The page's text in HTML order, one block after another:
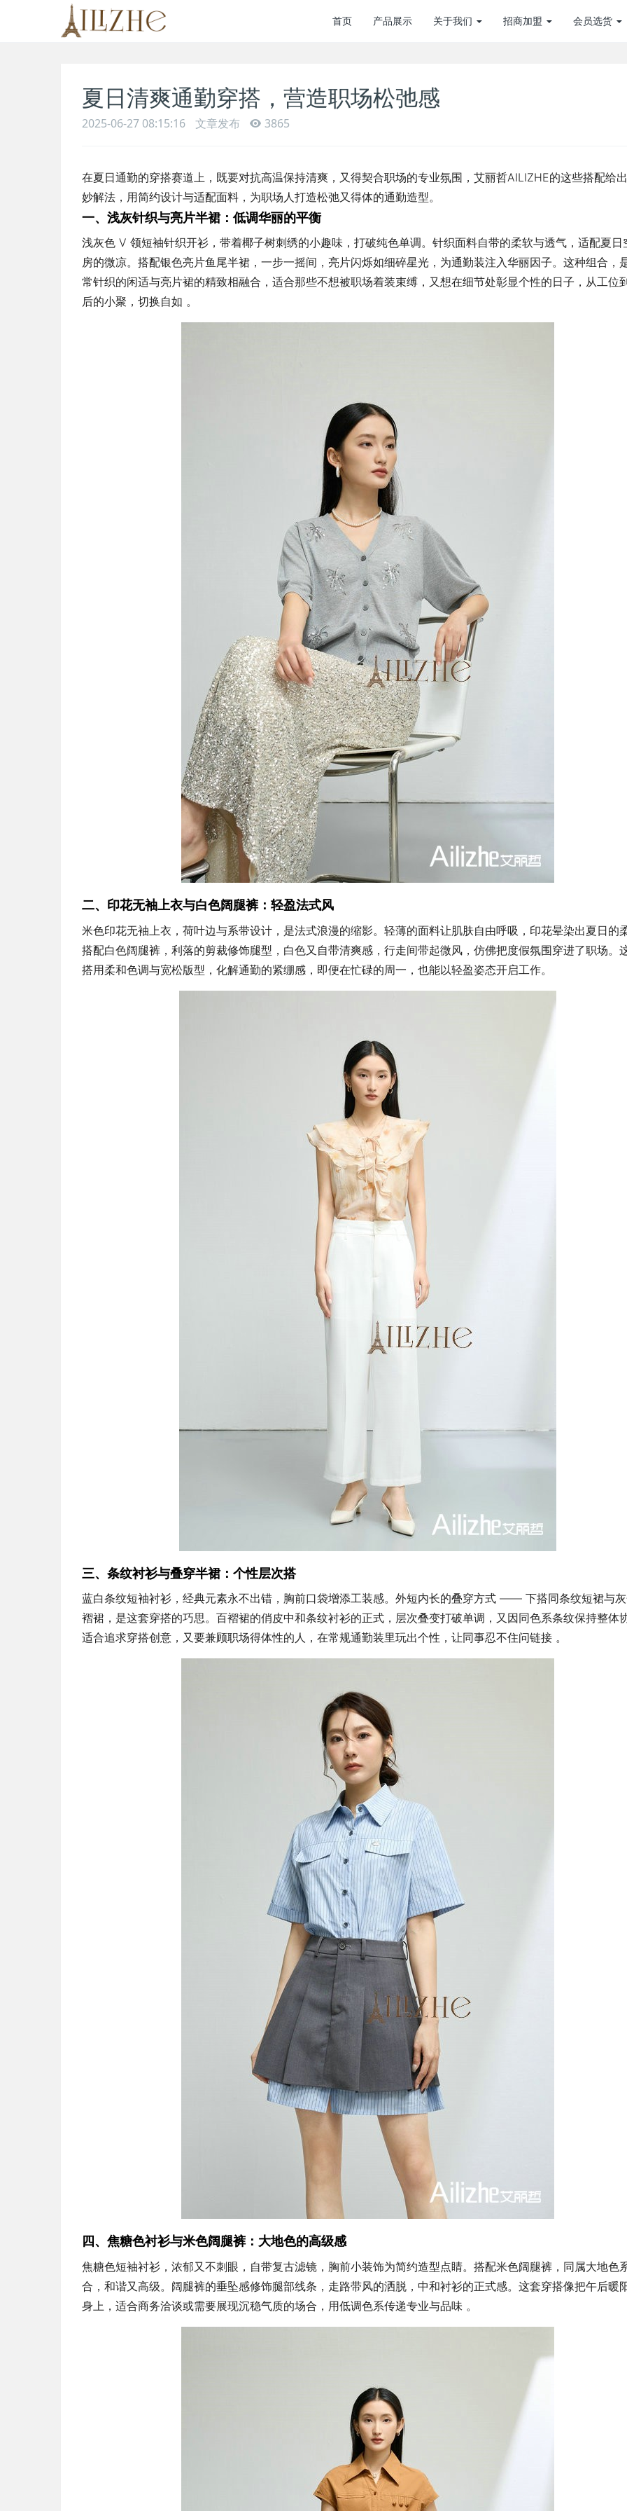
首页 产品展示 关于我们 招商加盟 会员选货
夏日清爽通勤穿搭，营造职场松弛感
2025-06-27 08:15:16 文章发布 3865
在夏日通勤的穿搭赛道上，既要对抗高温保持清爽，又得契合职场的专业氛围，艾丽哲AILIZHE的这些搭配给
妙解法，用简约设计与适配面料，为职场人打造松弛又得体的通勤造型。
一、浅灰针织与亮片半裙：低调华丽的平衡
浅灰色 V 领短袖针织开衫，带着椰子树刺绣的小趣味，打破纯色单调。针织面料自带的柔软与透气，适配夏日
房的微凉。搭配银色亮片鱼尾半裙，一步一摇间，亮片闪烁如细碎星光，为通勤装注入华丽因子。这种组合，
常针织的闲适与亮片裙的精致相融合，适合那些不想被职场着装束缚，又想在细节处彰显个性的日子，从工位
后的小聚，切换自如 。
二、印花无袖上衣与白色阔腿裤：轻盈法式风
米色印花无袖上衣，荷叶边与系带设计，是法式浪漫的缩影。轻薄的面料让肌肤自由呼吸，印花晕染出夏日的
搭配白色阔腿裤，利落的剪裁修饰腿型，白色又自带清爽感，行走间带起微风，仿佛把度假氛围穿进了职场。
搭用柔和色调与宽松版型，化解通勤的紧绷感，即便在忙碌的周一，也能以轻盈姿态开启工作。
三、条纹衬衫与叠穿半裙：个性层次搭
蓝白条纹短袖衬衫，经典元素永不出错，胸前口袋增添工装感。外短内长的叠穿方式 —— 下搭同条纹短裙与
褶裙，是这套穿搭的巧思。百褶裙的俏皮中和条纹衬衫的正式，层次叠变打破单调，又因同色系条纹保持整体
适合追求穿搭创意，又要兼顾职场得体性的人，在常规通勤装里玩出个性，让同事忍不住问链接 。
四、焦糖色衬衫与米色阔腿裤：大地色的高级感
焦糖色短袖衬衫，浓郁又不刺眼，自带复古滤镜，胸前小装饰为简约造型点睛。搭配米色阔腿裤，同属大地色
合，和谐又高级。阔腿裤的垂坠感修饰腿部线条，走路带风的洒脱，中和衬衫的正式感。这套穿搭像把午后暖
身上，适合商务洽谈或需要展现沉稳气质的场合，用低调色系传递专业与品味 。